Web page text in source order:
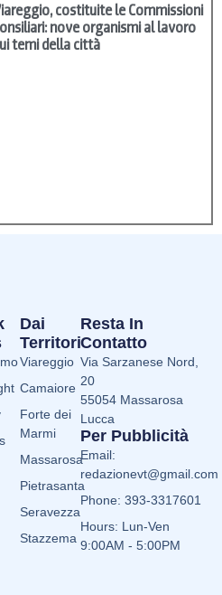
costituite le Commissioni
nove organismi al lavoro
temi della città
Dai
Territori
Viareggio
Camaiore
Forte dei
Marmi
Massarosa
Pietrasanta
Seravezza
Stazzema
Resta In
Contatto
Via Sarzanese Nord,
20
55054 Massarosa
Lucca
Per Pubblicità
Email:
redazionevt@gmail.com
Phone: 393-3317601
Hours: Lun-Ven
9:00AM - 5:00PM